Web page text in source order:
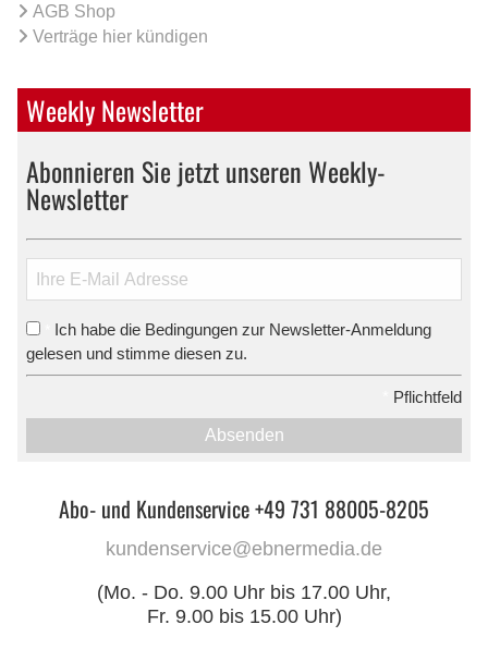
AGB Shop
Verträge hier kündigen
Weekly Newsletter
Abonnieren Sie jetzt unseren Weekly-
Newsletter
Ich habe die Bedingungen zur Newsletter-Anmeldung
gelesen und stimme diesen zu.
Pflichtfeld
Absenden
Abo- und Kundenservice +49 731 88005-8205
kundenservice@ebnermedia.de
(Mo. - Do. 9.00 Uhr bis 17.00 Uhr,
Fr. 9.00 bis 15.00 Uhr)